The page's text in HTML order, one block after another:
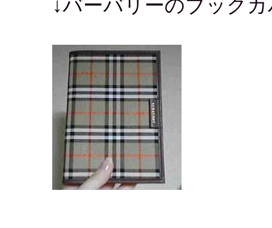
↓バーバリーのブック